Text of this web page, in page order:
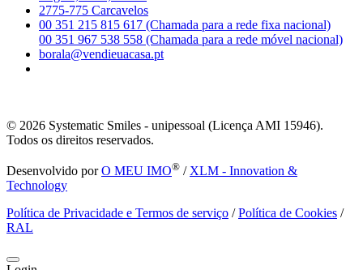
2775-775 Carcavelos
00 351 215 815 617 (Chamada para a rede fixa nacional)
00 351 967 538 558 (Chamada para a rede móvel nacional)
borala@vendieuacasa.pt
© 2026 Systematic Smiles - unipessoal (Licença AMI 15946).
Todos os direitos reservados.
Desenvolvido porO MEU IMO® / XLM - Innovation &
Technology
Política de Privacidade e Termos de serviço /Política de Cookies /
RAL